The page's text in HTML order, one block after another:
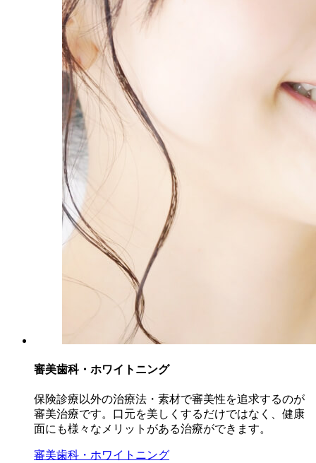
審美歯科・ホワイトニング
保険診療以外の治療法・素材で審美性を追求するのが
審美治療です。口元を美しくするだけではなく、健康
面にも様々なメリットがある治療ができます。
審美歯科・ホワイトニング